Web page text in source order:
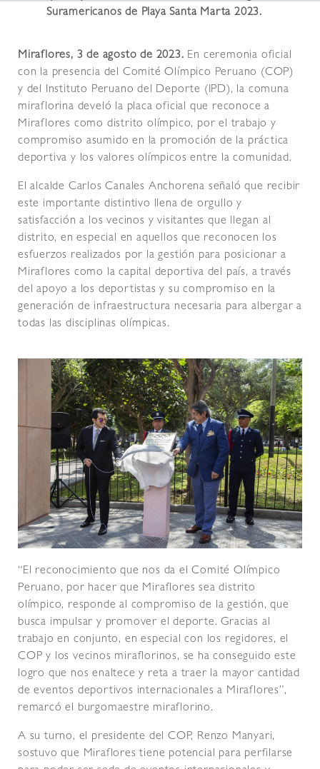
Suramericanos de Playa Santa Marta 2023.
Miraflores, 3 de agosto de 2023. En ceremonia oficial
con la presencia del Comité Olímpico Peruano (COP)
y del Instituto Peruano del Deporte (IPD), la comuna
miraflorina develó la placa oficial que reconoce a
Miraflores como distrito olímpico, por el trabajo y
compromiso asumido en la promoción de la práctica
deportiva y los valores olímpicos entre la comunidad.
El alcalde Carlos Canales Anchorena señaló que recibir
este importante distintivo llena de orgullo y
satisfacción a los vecinos y visitantes que llegan al
distrito, en especial en aquellos que reconocen los
esfuerzos realizados por la gestión para posicionar a
Miraflores como la capital deportiva del país, a través
del apoyo a los deportistas y su compromiso en la
generación de infraestructura necesaria para albergar a
todas las disciplinas olímpicas.
“El reconocimiento que nos da el Comité Olímpico
Peruano, por hacer que Miraflores sea distrito
olímpico, responde al compromiso de la gestión, que
busca impulsar y promover el deporte. Gracias al
trabajo en conjunto, en especial con los regidores, el
COP y los vecinos miraflorinos, se ha conseguido este
logro que nos enaltece y reta a traer la mayor cantidad
de eventos deportivos internacionales a Miraflores”,
remarcó el burgomaestre miraflorino.
A su turno, el presidente del COP, Renzo Manyari,
sostuvo que Miraflores tiene potencial para perfilarse